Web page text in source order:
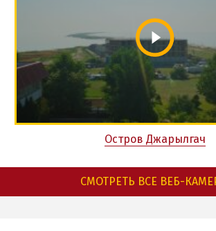
Остров Джарылгач
СМОТРЕТЬ ВСЕ ВЕБ-